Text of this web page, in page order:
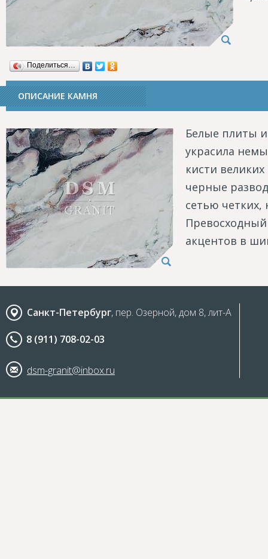
Поделиться…
ОПИСАНИЕ КАМНЯ
Белые плиты
украсила
кисти
черные
сетью
акцентов в
Санкт-Петербург, пер. Озерной, дом 8, лит-А
8 (911) 708-02-03
dsm-granit@inbox.ru